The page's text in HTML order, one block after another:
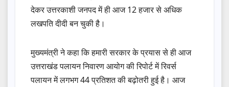
देकर उत्तरकाशी जनपद में ही आज 12 हजार से अधिक
लखपति दीदी बन चुकी है।
मुख्यमंत्री ने कहा कि हमारी सरकार के प्रयास से ही आज
उत्तराखंड पलायन निवारण आयोग की रिपोर्ट में रिवर्स
पलायन में लगभग 44 प्रतिशत की बढ़ोतरी हुई है। आज